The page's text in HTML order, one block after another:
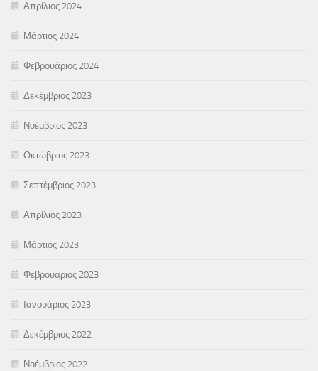
Απρίλιος 2024
Μάρτιος 2024
Φεβρουάριος 2024
Δεκέμβριος 2023
Νοέμβριος 2023
Οκτώβριος 2023
Σεπτέμβριος 2023
Απρίλιος 2023
Μάρτιος 2023
Φεβρουάριος 2023
Ιανουάριος 2023
Δεκέμβριος 2022
Νοέμβριος 2022